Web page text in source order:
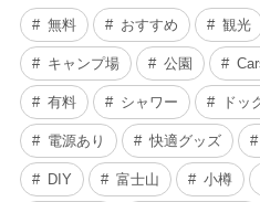
無料 おすすめ 観光
キャンプ場 公園
有料 シャワー ドッ
電源あり 快適グッズ
DIY 富士山 小樽